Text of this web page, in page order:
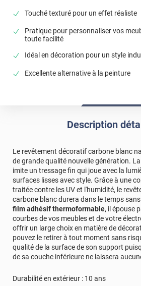
Touché texturé pour un effet réaliste
Pratique pour personnaliser vos
toute facilité
Idéal en décoration pour un style
Excellente alternative à la peinture
Description
Le revêtement décoratif carbone blanc
de grande qualité nouvelle génération.
imite un tressage fin qui joue avec la
surfaces lisses avec style. Grâce à une
traitée contre les UV et l'humidité, le
carbone blanc durera dans le temps
film adhésif thermoformable, il épouse
courbes de vos meubles et de votre
offrir un large choix en matière de
pouvez le retirer à tout moment sans
qualité de la surface de son support
de sa couche inférieure ne laissera
Durabilité en extérieur : 10 ans